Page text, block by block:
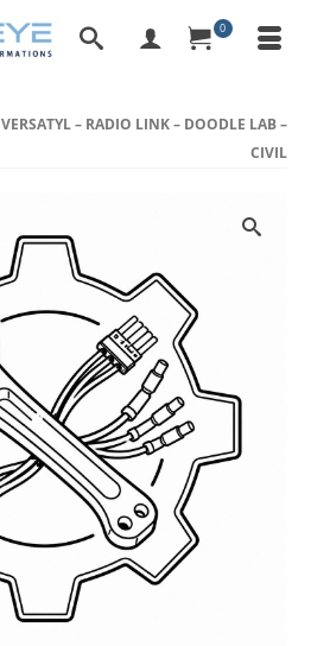
0
VERSATYL – RADIO LINK – DOODLE LAB –
CIVIL